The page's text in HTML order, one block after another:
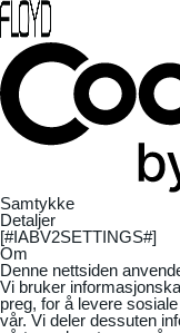
Samtykke
Detaljer
[#IABV2SETTINGS#]
Om
Denne nettsiden
Vi bruker
preg, for å levere
vår. Vi deler dessuten